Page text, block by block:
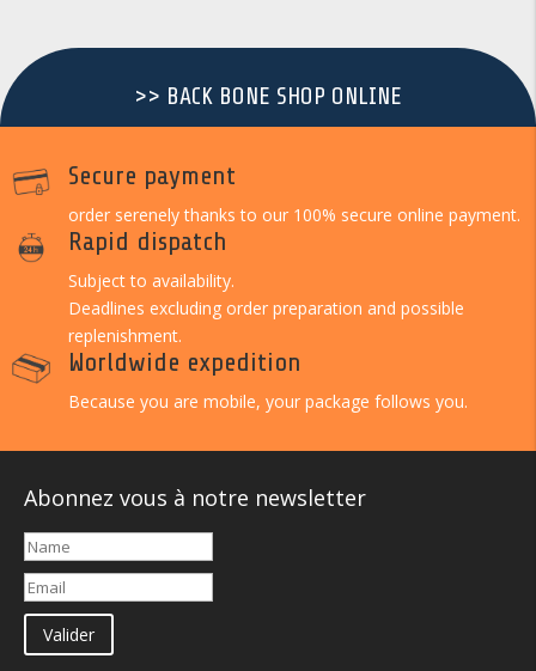
>> BACK BONE SHOP ONLINE
Secure payment
order serenely thanks to our 100% secure online payment.
Rapid dispatch
Subject to availability.
Deadlines excluding order preparation and possible
replenishment.
Worldwide expedition
Because you are mobile, your package follows you.
Abonnez vous à notre newsletter
Valider